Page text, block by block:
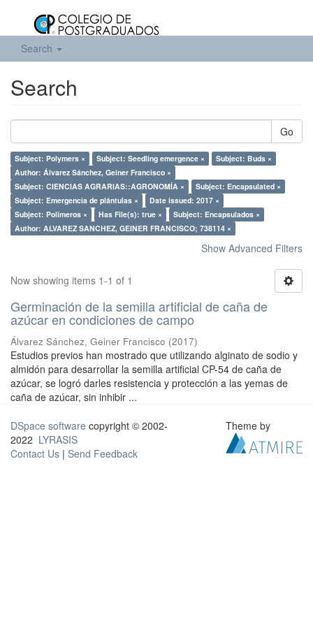
Search
Search
Go
Subject: Polymers × Subject: Seedling emergence ×
Subject: Buds ×
Author: Álvarez Sánchez, Geiner Francisco ×
Subject: CIENCIAS AGRARIAS::AGRONOMÍA ×
Subject: Encapsulated ×
Subject: Emergencia de plántulas ×
Date issued: 2017 ×
Subject: Polímeros ×
Has File(s): true ×
Subject: Encapsulados ×
Author: ALVAREZ SANCHEZ, GEINER FRANCISCO; 738114 ×
Show Advanced Filters
Now showing items 1-1 of 1
Germinación de la semilla artificial de caña de
azúcar en condiciones de campo
Álvarez Sánchez, Geiner Francisco (2017)
Estudios previos han mostrado que utilizando alginato de sodio y
almidón para desarrollar la semilla artificial CP-54 de caña de
azúcar, se logró darles resistencia y protección a las yemas de
caña de azúcar, sin inhibir ...
DSpace software copyright © 2002-
2022 LYRASIS
Contact Us | Send Feedback
Theme by